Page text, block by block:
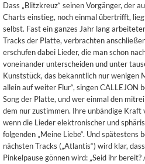
Dass „Blitzkreuz“ seinen Vorgänger, der
Charts einstieg, noch einmal übertrifft,
selbst. Fast ein ganzes Jahr lang
Tracks der Platte, verbrachten
erschufen dabei Lieder, die man schon
voneinander unterscheiden und unter
Kunststück, das bekanntlich nur wenigen
allein auf weiter Flur“, singen CALLEJON
Song der Platte, und wer einmal den
dem nur zustimmen. Ihre unbändige Kraft
wenn die Lieder elektronischer und
folgenden „Meine Liebe“. Und spätestens
nächsten Tracks („Atlantis“) wird klar,
Pinkelpause gönnen wird: „Seid ihr bereit?